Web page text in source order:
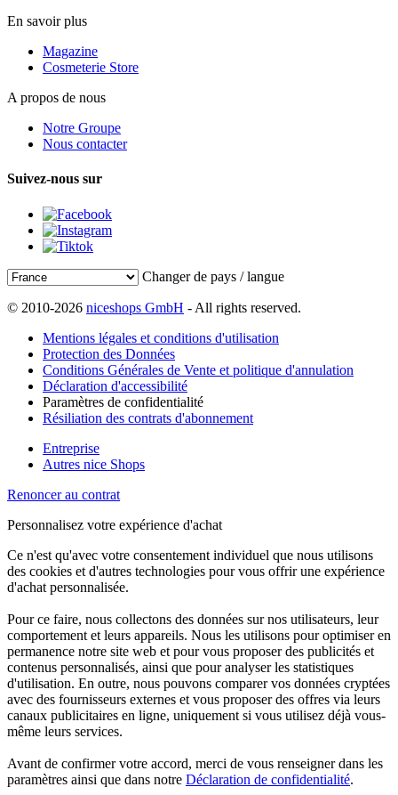
En savoir plus
Magazine
Cosmeterie Store
A propos de nous
Notre Groupe
Nous contacter
Suivez-nous sur
Changer de pays / langue
© 2010-2026 niceshops GmbH - All rights reserved.
Mentions légales et conditions d'utilisation
Protection des Données
Conditions Générales de Vente et politique d'annulation
Déclaration d'accessibilité
Paramètres de confidentialité
Résiliation des contrats d'abonnement
Entreprise
Autres nice Shops
Renoncer au contrat
Personnalisez votre expérience d'achat
Ce n'est qu'avec votre consentement individuel que nous utilisons
des cookies et d'autres technologies pour vous offrir une expérience
d'achat personnalisée.
Pour ce faire, nous collectons des données sur nos utilisateurs, leur
comportement et leurs appareils. Nous les utilisons pour optimiser en
permanence notre site web et pour vous proposer des publicités et
contenus personnalisés, ainsi que pour analyser les statistiques
d'utilisation. En outre, nous pouvons comparer vos données cryptées
avec des fournisseurs externes et vous proposer des offres via leurs
canaux publicitaires en ligne, uniquement si vous utilisez déjà vous-
même leurs services.
Avant de confirmer votre accord, merci de vous renseigner dans les
paramètres ainsi que dans notre Déclaration de confidentialité.